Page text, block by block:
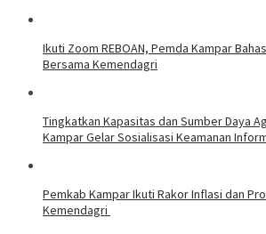
Ikuti Zoom REBOAN, Pemda Kampar
Bersama Kemendagri
Tingkatkan Kapasitas dan Sumber Daya
Kampar Gelar Sosialisasi Keamanan
Pemkab Kampar Ikuti Rakor Inflasi dan
Kemendagri